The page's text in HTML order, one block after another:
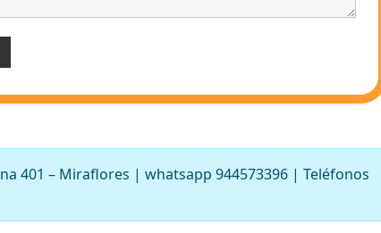
401 – Miraflores | whatsapp 944573396 | Teléfonos